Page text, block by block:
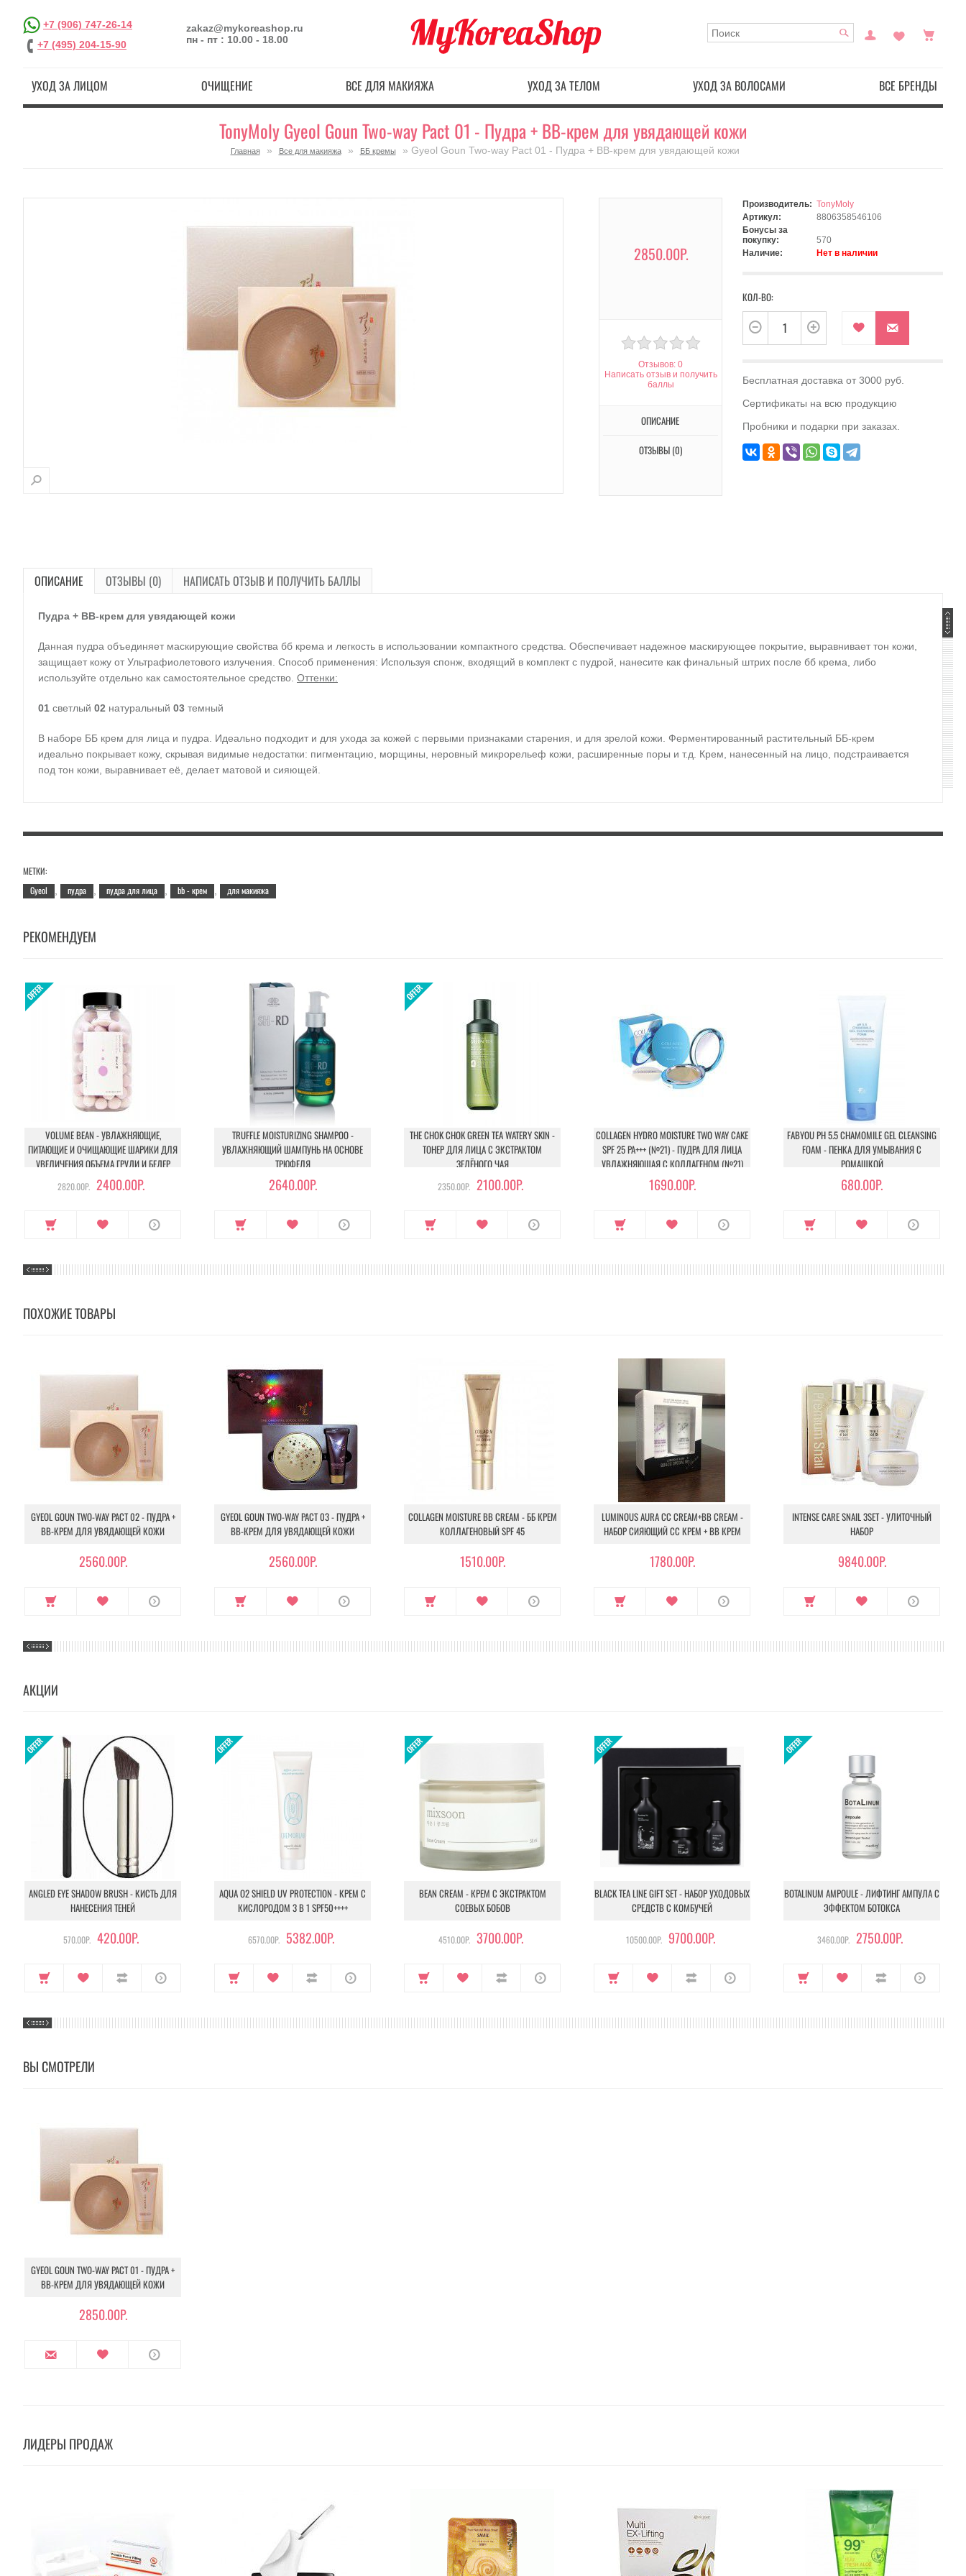
+7 (906) 747-26-14
+7 (495) 204-15-90
zakaz@mykoreashop.ru
пн - пт : 10.00 - 18.00
УХОД ЗА ЛИЦОМ ОЧИЩЕНИЕ ВСЕ ДЛЯ МАКИЯЖА УХОД ЗА ТЕЛОМ УХОД ЗА ВОЛОСАМИ ВСЕ БРЕНДЫ
TonyMoly Gyeol Goun Two-way Pact 01 - Пудра + BB-крем для увядающей кожи
Главная » Все для макияжа » ББ кремы » Gyeol Goun Two-way Pact 01 - Пудра + BB-крем для увядающей кожи
2850.00Р.
Отзывов: 0
Написать отзыв и получить
баллы
ОПИСАНИЕ
ОТЗЫВЫ (0)
Производитель: TonyMoly
Артикул:
8806358546106
Бонусы за
покупку:
570
Наличие:
Нет в наличии
КОЛ-ВО:
Бесплатная доставка от 3000 руб.
Сертификаты на всю продукцию
Пробники и подарки при заказах.
ОПИСАНИЕ ОТЗЫВЫ (0) НАПИСАТЬ ОТЗЫВ И ПОЛУЧИТЬ БАЛЛЫ
Пудра + BB-крем для увядающей кожи
Данная пудра объединяет маскирующие свойства бб крема и легкость в использовании компактного средства. Обеспечивает надежное маскирующее покрытие, выравнивает тон кожи,
защищает кожу от Ультрафиолетового излучения. Способ применения: Используя спонж, входящий в комплект с пудрой, нанесите как финальный штрих после бб крема, либо
используйте отдельно как самостоятельное средство. Оттенки:
01 светлый 02 натуральный 03 темный
В наборе ББ крем для лица и пудра. Идеально подходит и для ухода за кожей с первыми признаками старения, и для зрелой кожи. Ферментированный растительный ББ-крем
идеально покрывает кожу, скрывая видимые недостатки: пигментацию, морщины, неровный микрорельеф кожи, расширенные поры и т.д. Крем, нанесенный на лицо, подстраивается
под тон кожи, выравнивает её, делает матовой и сияющей.
№ 1: Легкое сияние;№ 2: Природное сияние;№ 3Мягкий свет
МЕТКИ:
Gyeol
пудра пудра для лица bb - крем для макияжа
РЕКОМЕНДУЕМ
VOLUME BEAN - УВЛАЖНЯЮЩИЕ,
ПИТАЮЩИЕ И ОЧИЩАЮЩИЕ ШАРИКИ ДЛЯ
УВЕЛИЧЕНИЯ ОБЪЕМА ГРУДИ И БЕДЕР
2820.00Р. 2400.00Р.
TRUFFLE MOISTURIZING SHAMPOO -
УВЛАЖНЯЮЩИЙ ШАМПУНЬ НА ОСНОВЕ
ТРЮФЕЛЯ
2640.00Р.
THE CHOK CHOK GREEN TEA WATERY SKIN -
ТОНЕР ДЛЯ ЛИЦА С ЭКСТРАКТОМ
ЗЕЛЁНОГО ЧАЯ
2350.00Р. 2100.00Р.
COLLAGEN HYDRO MOISTURE TWO WAY CAKE
SPF 25 PA+++ (№21) - ПУДРА ДЛЯ ЛИЦА
УВЛАЖНЯЮЩАЯ С КОЛЛАГЕНОМ (№21)
1690.00Р.
FABYOU PH 5.5 CHAMOMILE GEL CLEANSING
FOAM - ПЕНКА ДЛЯ УМЫВАНИЯ С
РОМАШКОЙ
680.00Р.
ПОХОЖИЕ ТОВАРЫ
GYEOL GOUN TWO-WAY PACT 02 - ПУДРА +
BB-КРЕМ ДЛЯ УВЯДАЮЩЕЙ КОЖИ
2560.00Р.
GYEOL GOUN TWO-WAY PACT 03 - ПУДРА +
BB-КРЕМ ДЛЯ УВЯДАЮЩЕЙ КОЖИ
2560.00Р.
COLLAGEN MOISTURE BB CREAM - ББ КРЕМ
КОЛЛАГЕНОВЫЙ SPF 45
1510.00Р.
LUMINOUS AURA CC CREAM+BB CREAM -
НАБОР СИЯЮЩИЙ СС КРЕМ + ВВ КРЕМ
1780.00Р.
INTENSE CARE SNAIL 3SET - УЛИТОЧНЫЙ
НАБОР
9840.00Р.
АКЦИИ
ANGLED EYE SHADOW BRUSH - КИСТЬ ДЛЯ
НАНЕСЕНИЯ ТЕНЕЙ
570.00Р. 420.00Р.
AQUA O2 SHIELD UV PROTECTION - КРЕМ С
КИСЛОРОДОМ 3 В 1 SPF50++++
6570.00Р. 5382.00Р.
BEAN CREAM - КРЕМ С ЭКСТРАКТОМ
СОЕВЫХ БОБОВ
4510.00Р. 3700.00Р.
BLACK TEA LINE GIFT SET - НАБОР УХОДОВЫХ
СРЕДСТВ С КОМБУЧЕЙ
10500.00Р. 9700.00Р.
BOTALINUM AMPOULE - ЛИФТИНГ АМПУЛА С
ЭФФЕКТОМ БОТОКСА
3460.00Р. 2750.00Р.
ВЫ СМОТРЕЛИ
GYEOL GOUN TWO-WAY PACT 01 - ПУДРА +
BB-КРЕМ ДЛЯ УВЯДАЮЩЕЙ КОЖИ
2850.00Р.
ЛИДЕРЫ ПРОДАЖ